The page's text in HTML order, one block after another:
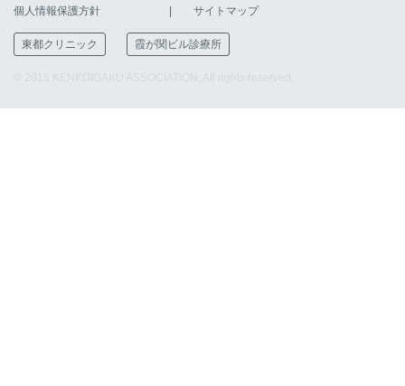
個人情報保護方針
サイトマップ
東都クリニック 霞が関ビル診療所